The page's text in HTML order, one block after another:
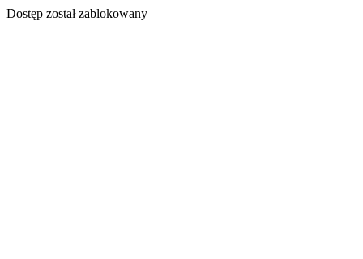
Dostęp został zablokowany